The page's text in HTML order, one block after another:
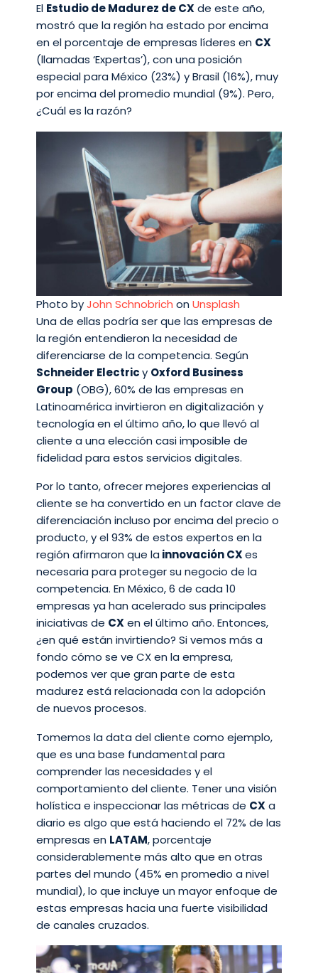
El Estudio de Madurez de CXde este año,
mostró que la región ha estado por encima
en el porcentaje de empresas líderes en CX
(llamadas ‘Expertas’), con una posición
especial para México (23%) y Brasil (16%), muy
por encima del promedio mundial (9%). Pero,
¿Cuál es la razón?
Photo byJohn Schnobrich on Unsplash
Una de ellas podría ser que las empresas de
la región entendieron la necesidad de
diferenciarse de la competencia. Según
Schneider Electricy Oxford Business
Group (OBG), 60% de las empresas en
Latinoamérica invirtieron en digitalización y
tecnología en el último año, lo que llevó al
cliente a una elección casi imposible de
fidelidad para estos servicios digitales.
Por lo tanto, ofrecer mejores experiencias al
cliente se ha convertido en un factor clave de
diferenciación incluso por encima del precio o
producto, y el 93% de estos expertos en la
región afirmaron que la innovación CXes
necesaria para proteger su negocio de la
competencia. En México, 6 de cada 10
empresas ya han acelerado sus principales
iniciativas de CXen el último año. Entonces,
¿en qué están invirtiendo? Si vemos más a
fondo cómo se ve CX en la empresa,
podemos ver que gran parte de esta
madurez está relacionada con la adopción
de nuevos procesos.
Tomemos la data del cliente como ejemplo,
que es una base fundamental para
comprender las necesidades y el
comportamiento del cliente. Tener una visión
holística e inspeccionar las métricas de CXa
diario es algo que está haciendo el 72% de las
empresas en LATAM, porcentaje
considerablemente más alto que en otras
partes del mundo (45% en promedio a nivel
mundial), lo que incluye un mayor enfoque de
estas empresas hacia una fuerte visibilidad
de canales cruzados.